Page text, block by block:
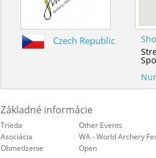
Czech Republic
Základné informácie
Trieda
Other Events
Asociácia
WA - World Archery
Obmedzenie
Open